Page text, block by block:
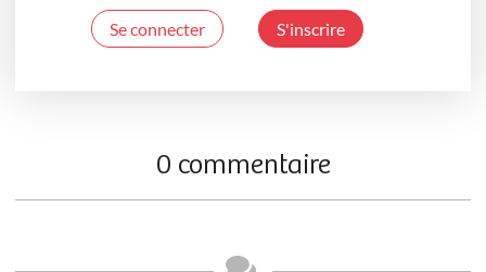
Se connecter S'inscrire
0 commentaire